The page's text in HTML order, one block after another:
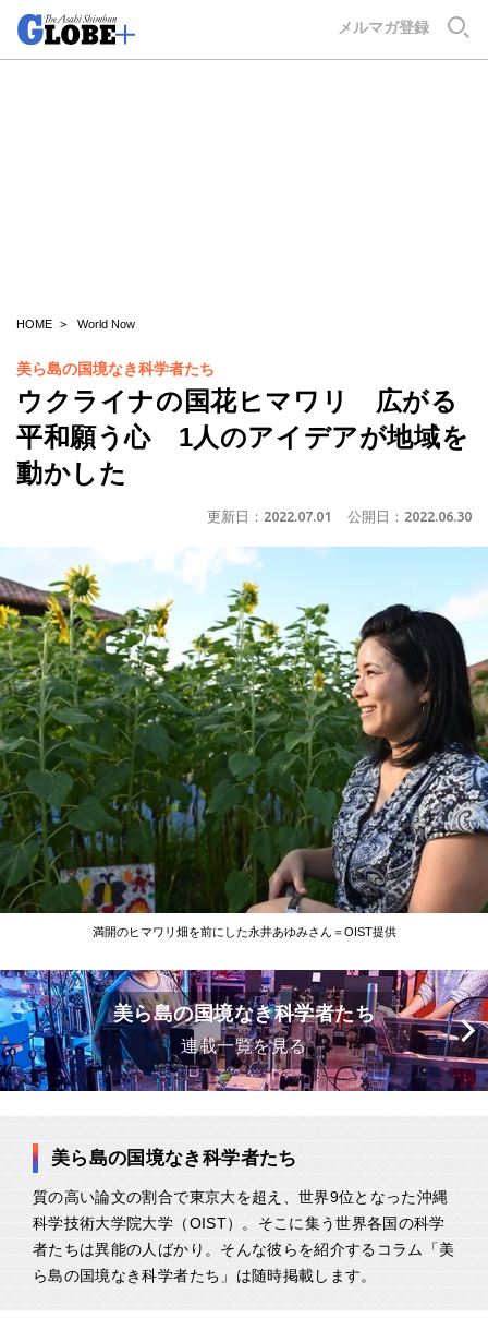
メルマガ登録
HOME World Now
美ら島の国境なき科学者たち
ウクライナの国花ヒマワリ 広がる
平和願う心 1人のアイデアが地域を
動かした
更新日： 2022.07.01 公開日： 2022.06.30
満開のヒマワリ畑を前にした永井あゆみさん＝OIST提供
美ら島の国境なき科学者たち
連載一覧を見る
美ら島の国境なき科学者たち
質の高い論文の割合で東京大を超え、世界9位となった沖縄
科学技術大学院大学（OIST）。そこに集う世界各国の科学
者たちは異能の人ばかり。そんな彼らを紹介するコラム「美
ら島の国境なき科学者たち」は随時掲載します。